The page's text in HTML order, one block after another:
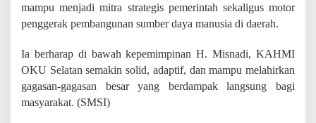
o
g
e
s
i
f
mampu menjadi mitra strategis pemerintah sekaligus motor
penggerak pembangunan sumber daya manusia di daerah.
Ia berharap di bawah kepemimpinan H. Misnadi, KAHMI
OKU Selatan semakin solid, adaptif, dan mampu melahirkan
gagasan-gagasan besar yang berdampak langsung bagi
masyarakat. (SMSI)